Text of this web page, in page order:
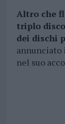
Altro che
triplo
dei dischi
annunciato
nel suo